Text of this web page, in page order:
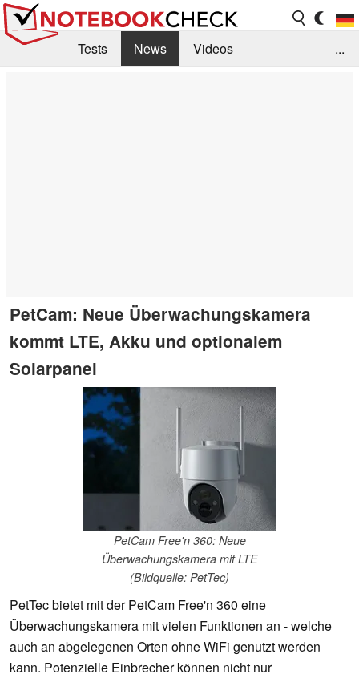
Tests News
Videos
...
PetCam: Neue Überwachungskamera
kommt LTE, Akku und optionalem
Solarpanel
PetCam Free'n 360: Neue
Überwachungskamera mit LTE
(Bildquelle: PetTec)
PetTec bietet mit der PetCam Free'n 360 eine
Überwachungskamera mit vielen Funktionen an - welche
auch an abgelegenen Orten ohne WiFi genutzt werden
kann. Potenzielle Einbrecher können nicht nur